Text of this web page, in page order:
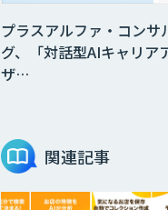
プラスアルファ・コンサ
グ、「対話型AIキャリア
ザ…
関連記事